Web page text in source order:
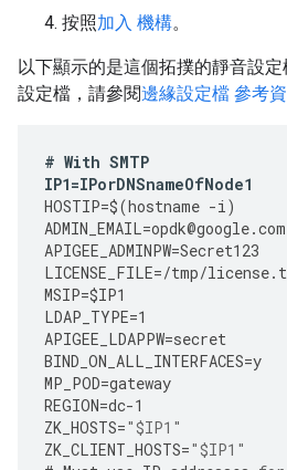
按照加入 機構。
以下顯示的是這個拓撲的靜音設
設定檔，請參閱邊緣設定檔 參考
# With SMTP
IP1=IPorDNSnameOfNode1
HOSTIP=$(hostname -i)
ADMIN_EMAIL=opdk@google.com
APIGEE_ADMINPW=Secret123
LICENSE_FILE=/tmp/
MSIP=$IP1
LDAP_TYPE=1
APIGEE_LDAPPW=secret
BIND_ON_ALL_INTERFACES=y
MP_POD=gateway
REGION=dc-1
ZK_HOSTS="$IP1"
ZK_CLIENT_HOSTS="$IP1"